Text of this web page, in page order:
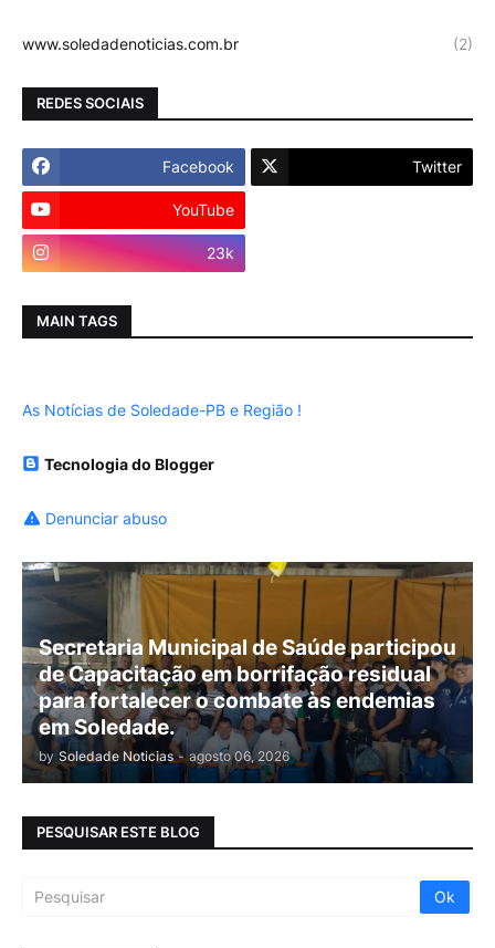
www.soledadenoticias.com.br (2)
REDES SOCIAIS
Facebook Twitter
YouTube
23k
MAIN TAGS
As Notícias de Soledade-PB e Região !
Tecnologia do Blogger
Denunciar abuso
Secretaria Municipal de Saúde participou
de Capacitação em borrifação residual
para fortalecer o combate às endemias
em Soledade.
by Soledade Noticias - agosto 06, 2026
PESQUISAR ESTE BLOG